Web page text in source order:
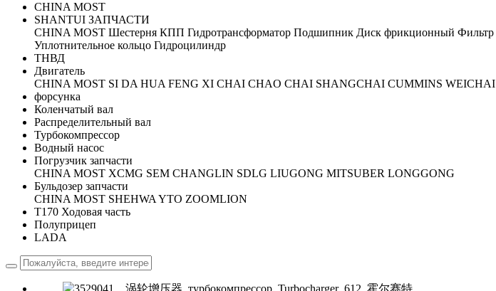
CHINA MOST
SHANTUI ЗАПЧАСТИ
CHINA MOST Шестерня КПП Гидротрансформатор Подшипник Диск фрикционный Фильтр
Уплотнительное кольцо Гидроцилиндр
ТНВД
Двигатель
CHINA MOST SI DA HUA FENG XI CHAI CHAO CHAI SHANGCHAI CUMMINS WEICHAI
форсунка
Коленчатый вал
Распределительный вал
Турбокомпрессор
Водный насос
Погрузчик запчасти
CHINA MOST XCMG SEM CHANGLIN SDLG LIUGONG MITSUBER LONGGONG
Бульдозер запчасти
CHINA MOST SHEHWA YTO ZOOMLION
T170 Ходовая часть
Полуприцеп
LADA